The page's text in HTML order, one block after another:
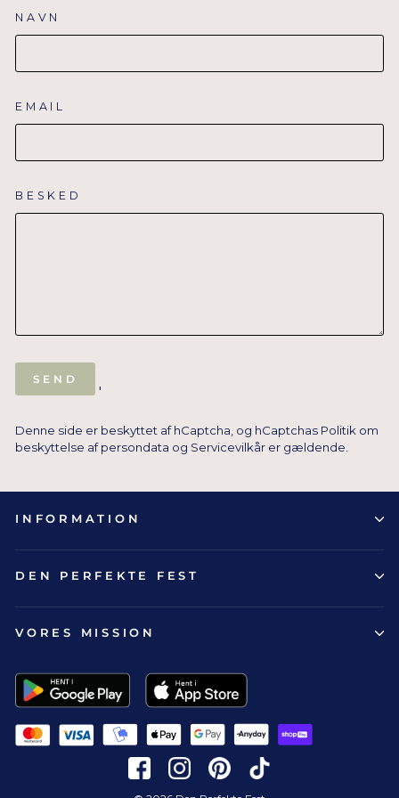
NAVN
EMAIL
BESKED
SEND
'
Denne side er beskyttet af hCaptcha, og hCaptchas Politik om
beskyttelse af persondata og Servicevilkår er gældende.
INFORMATION
DEN PERFEKTE FEST
VORES MISSION